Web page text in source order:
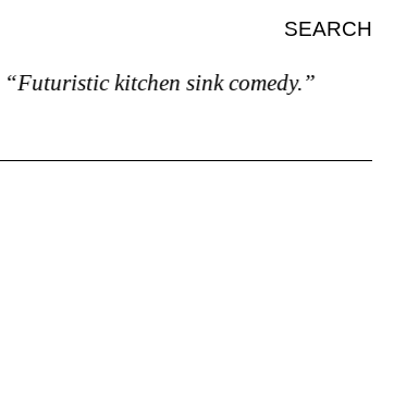
SEARCH
“Futuristic kitchen sink comedy.”